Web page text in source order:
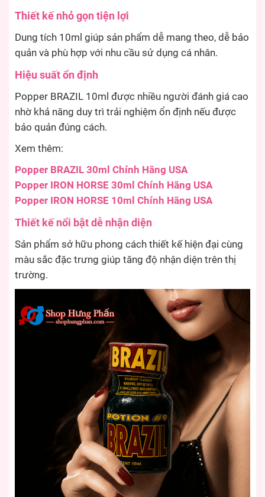
Thiết kế nhỏ gọn tiện lợi
Dung tích 10ml giúp sản phẩm dễ mang theo, dễ bảo
quản và phù hợp với nhu cầu sử dụng cá nhân.
Hiệu suất ổn định
Popper BRAZIL 10ml được nhiều người đánh giá cao
nhờ khả năng duy trì trải nghiệm ổn định nếu được
bảo quản đúng cách.
Xem thêm:
Popper BRAZIL 30ml Chính Hãng USA
Popper IRON HORSE 30ml Chính Hãng USA
Popper IRON HORSE 10ml Chính Hãng USA
Thiết kế nổi bật dễ nhận diện
Sản phẩm sở hữu phong cách thiết kế hiện đại cùng
màu sắc đặc trưng giúp tăng độ nhận diện trên thị
trường.